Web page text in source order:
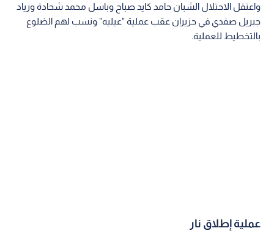
واعتقل الاحتلال الشبان حامد كايد صباح وباسل محمد شحادة وزياد
جبريل صفدي في حزيران عقب عملية "عيليه" ونسب لهم الضلوع
بالتخطيط للعملية.
عملية إطلاق نار